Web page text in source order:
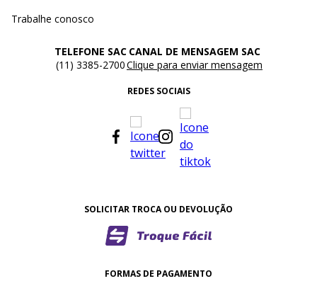
Trabalhe conosco
TELEFONE SAC
(11) 3385-2700
CANAL DE MENSAGEM SAC
Clique para enviar mensagem
REDES SOCIAIS
SOLICITAR TROCA OU DEVOLUÇÃO
FORMAS DE PAGAMENTO